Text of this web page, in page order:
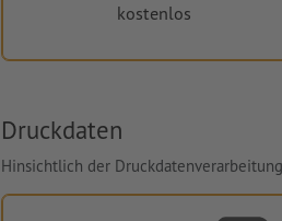
kostenlos
Druckdaten
Hinsichtlich der